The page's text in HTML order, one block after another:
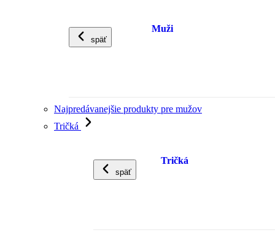
späť
Muži
Najpredávanejšie produkty pre mužov
Tričká
späť
Tričká